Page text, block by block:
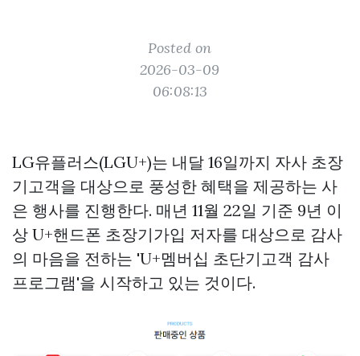
Posted on
2026-03-09
06:08:13
LG유플러스(LGU+)는 내달 16일까지 자사 초장
기고객을 대상으로 풍성한 혜택을 제공하는 사
은 행사를 진행한다. 매년 11월 22일 기준 9년 이
상 U+핸드폰 초장기가입 저자를 대상으로 감사
의 마음을 전하는 'U+멤버십 초단기고객 감사
프로그램'을 시작하고 있는 것이다.